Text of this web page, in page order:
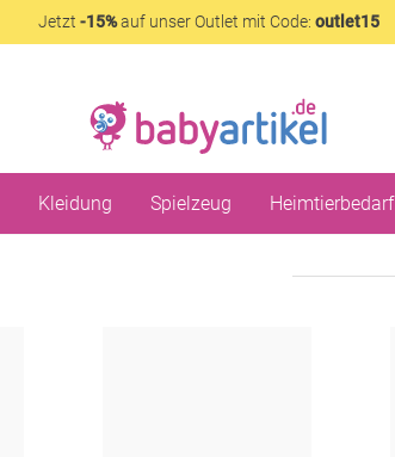
Jetzt -15%auf unser Outlet mit Code: outlet15
Kleidung Spielzeug Heimtierbedarf